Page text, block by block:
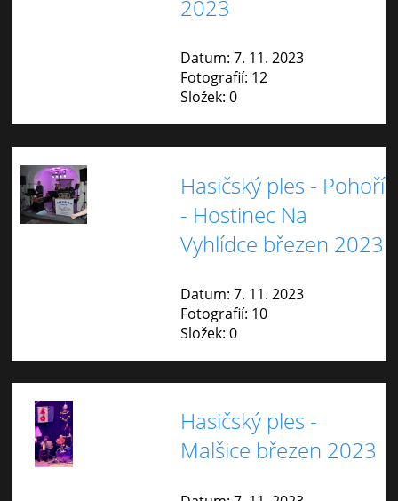
2023
Datum: 7. 11. 2023
Fotografií: 12
Složek: 0
Hasičský ples - Pohoří
- Hostinec Na
Vyhlídce březen 2023
Datum: 7. 11. 2023
Fotografií: 10
Složek: 0
Hasičský ples -
Malšice březen 2023